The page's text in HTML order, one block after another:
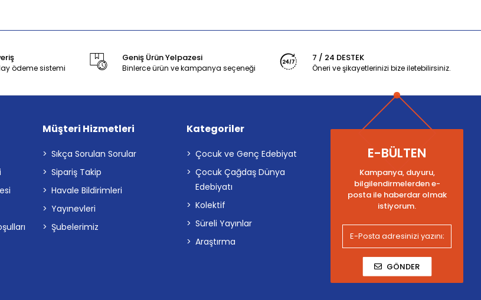
ödeme sistemi
Geniş Ürün Yelpazesi
Binlerce ürün ve kampanya seçeneği
7 / 24 DESTEK
Öneri ve şikayetlerinizi bize iletebilirsiniz.
Müşteri Hizmetleri
Sıkça Sorulan Sorular
Sipariş Takip
Havale Bildirimleri
Yayınevleri
Şubelerimiz
Kategoriler
Çocuk ve Genç Edebiyat
Çocuk Çağdaş Dünya
Edebiyatı
Kolektif
Süreli Yayınlar
Araştırma
E-BÜLTEN
Kampanya, duyuru,
bilgilendirmelerden e-
posta ile haberdar olmak
istiyorum.
GÖNDER